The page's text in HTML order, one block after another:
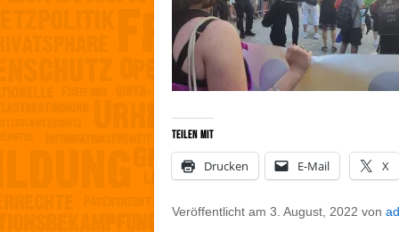
Teilen mit
Drucken E-Mail X
Veröffentlicht am 3. August, 2022 von